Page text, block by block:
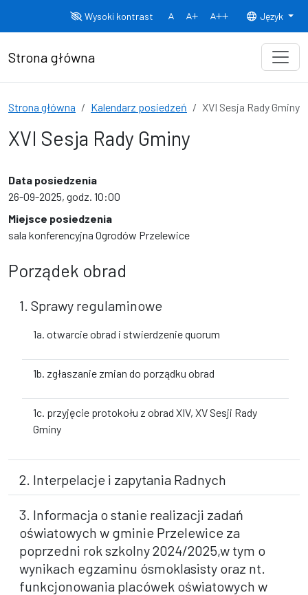
Wysoki kontrast
Normalny rozmiar czcionki
Rozmiar czcionki 150% Rozmiar
Język
Strona główna
Strona główna Kalendarz posiedzeń XVI Sesja Rady Gminy
XVI Sesja Rady Gminy
Data posiedzenia
26-09-2025, godz. 10:00
Miejsce posiedzenia
sala konferencyjna Ogrodów Przelewice
Porządek obrad
1. Sprawy regulaminowe
1a. otwarcie obrad i stwierdzenie quorum
1b. zgłaszanie zmian do porządku obrad
1c. przyjęcie protokołu z obrad XIV, XV Sesji Rady
Gminy
2. Interpelacje i zapytania Radnych
3. Informacja o stanie realizacji zadań
oświatowych w gminie Przelewice za
poprzedni rok szkolny 2024/2025,w tym o
wynikach egzaminu ósmoklasisty oraz nt.
funkcjonowania placówek oświatowych w